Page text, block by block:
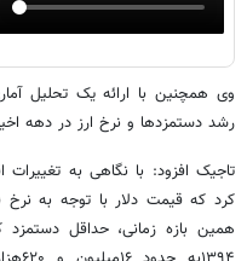
وی همچنین با ارائه یک تحلیل
رشد دستمزدها و نرخ ارز در دهه